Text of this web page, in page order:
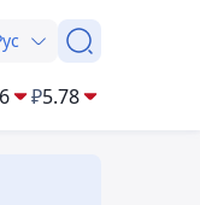
₽5.78